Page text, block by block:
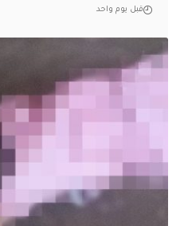
قبل يوم واحد